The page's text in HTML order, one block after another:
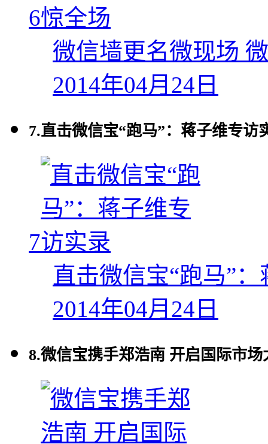
6
微信墙更名微现场
2014年04月24日
7.直击微信宝“跑马”：蒋子维专访
7
直击微信宝“跑马”
2014年04月24日
8.微信宝携手郑浩南 开启国际市场